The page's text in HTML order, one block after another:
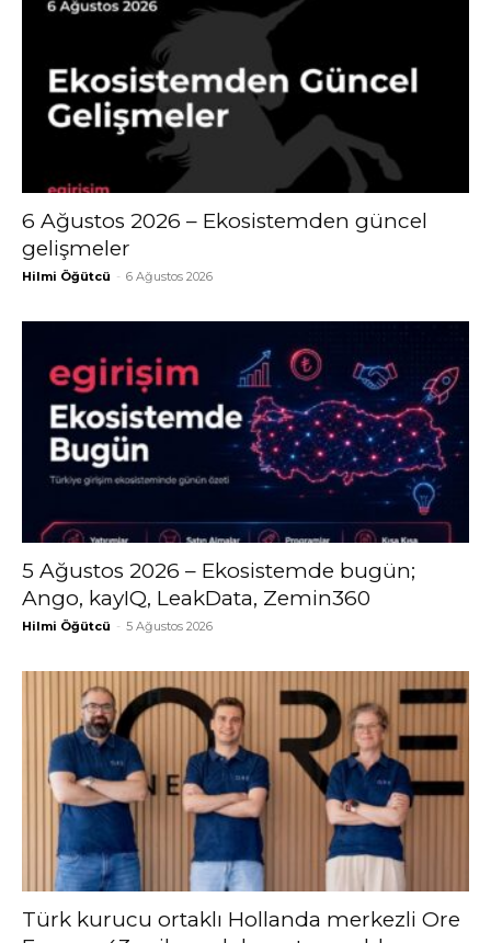
6 Ağustos 2026 – Ekosistemden güncel
gelişmeler
Hilmi Öğütcü - 6 Ağustos 2026
5 Ağustos 2026 – Ekosistemde bugün;
Ango, kayIQ, LeakData, Zemin360
Hilmi Öğütcü - 5 Ağustos 2026
Türk kurucu ortaklı Hollanda merkezli Ore